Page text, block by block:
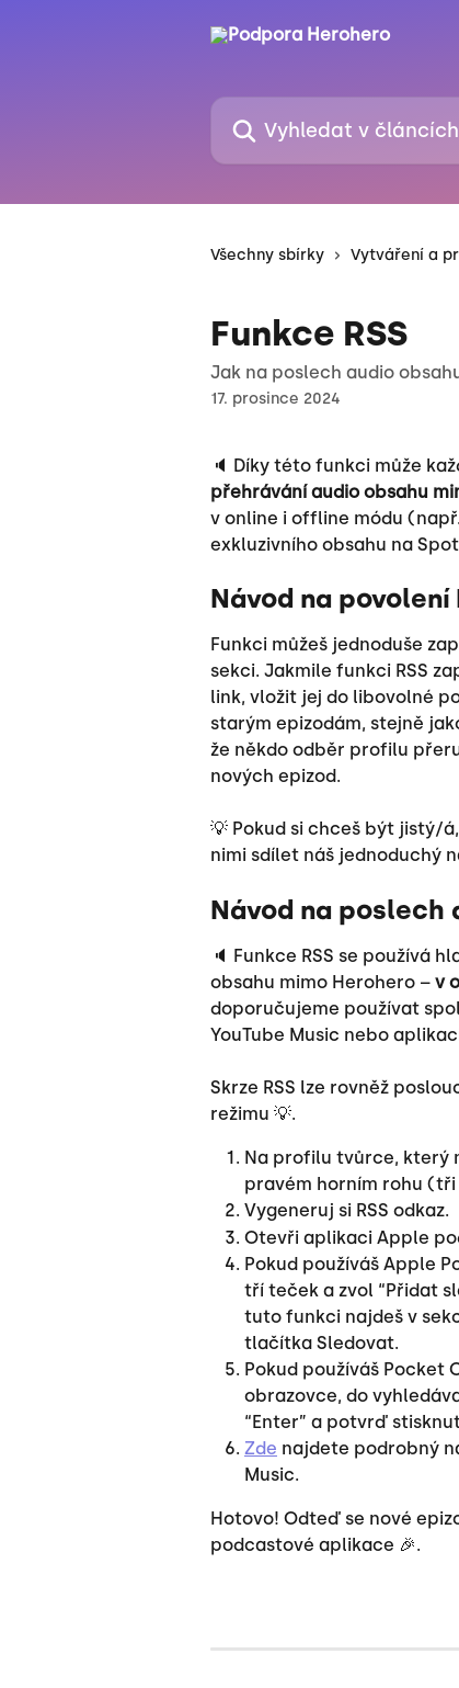
Vyhledat v článcích…
Všechny sbírky Vytváření a
Funkce RSS
Jak na poslech audio
17. prosince 2024
🔈 Díky této funkci může
přehrávání audio obsahu
v online i offline módu
exkluzivního obsahu na
Návod na
Funkci můžeš jednoduše
sekci. Jakmile funkci RSS
link, vložit jej do libovolné
starým epizodám, stejně
že někdo odběr profilu
nových epizod.
💡 Pokud si chceš být jistý/
nimi sdílet náš jednoduchý
Návod na poslech
🔈 Funkce RSS se používá
obsahu mimo Herohero – v
doporučujeme používat
YouTube Music nebo
Skrze RSS lze rovněž
režimu 💡.​
Na profilu tvůrce, který
pravém horním rohu
Vygeneruj si RSS odkaz.
Otevři aplikaci Apple
Pokud používáš Apple
tří teček a zvol “Přidat
tuto funkci najdeš v
tlačítka Sledovat.
Pokud používáš Pocket
obrazovce, do
“Enter” a potvrď
Zde najdete podrobný
Music.
Hotovo! Odteď se nové
podcastové aplikace 🎉.